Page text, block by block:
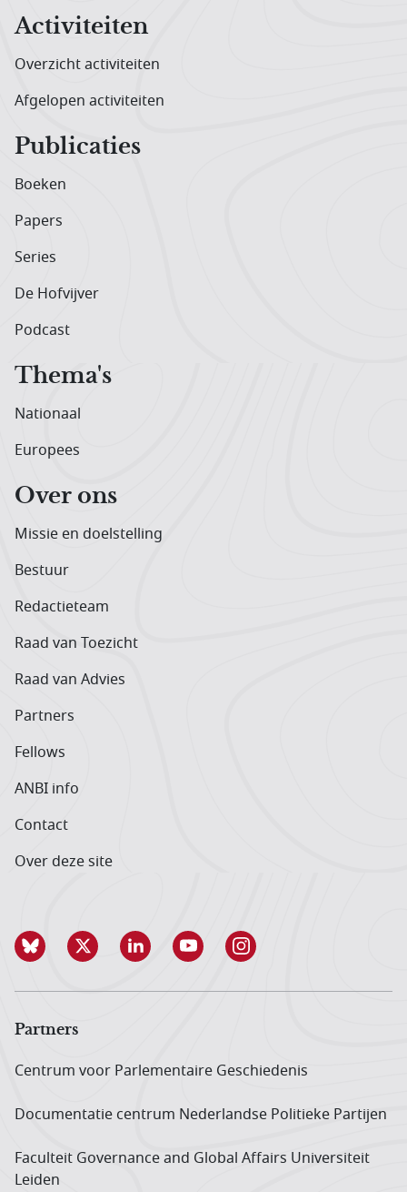
Activiteiten
Overzicht activiteiten
Afgelopen activiteiten
Publicaties
Boeken
Papers
Series
De Hofvijver
Podcast
Thema's
Nationaal
Europees
Over ons
Missie en doelstelling
Bestuur
Redactieteam
Raad van Toezicht
Raad van Advies
Partners
Fellows
ANBI info
Contact
Over deze site
Partners
Centrum voor Parlementaire Geschiedenis
Documentatie centrum Neder­landse Politieke Partijen
Faculteit Governance and Global Affairs Universiteit
Leiden